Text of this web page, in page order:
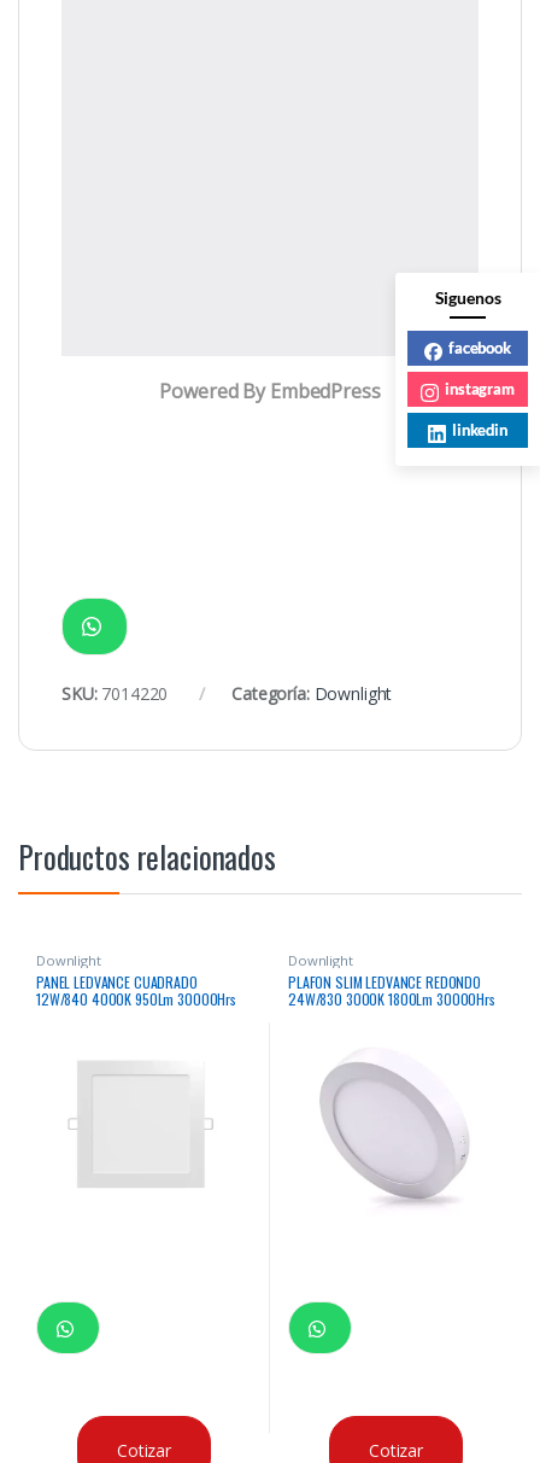
Powered By EmbedPress
SKU: 7014220 Categoría: Downlight
Productos relacionados
Downlight
PANEL LEDVANCE CUADRADO
12W/840 4000K 950Lm 30000Hrs
Cotizar
Downlight
PLAFON SLIM LEDVANCE REDONDO
24W/830 3000K 1800Lm 30000Hrs
Cotizar
Siguenos
facebook
instagram
linkedin